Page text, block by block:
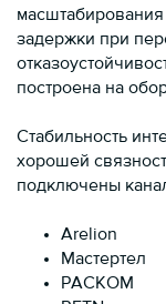
масштабирования
задержки при
построена на
Стабильность
хорошей
подключены
Arelion
Мастертел
РАСКОМ